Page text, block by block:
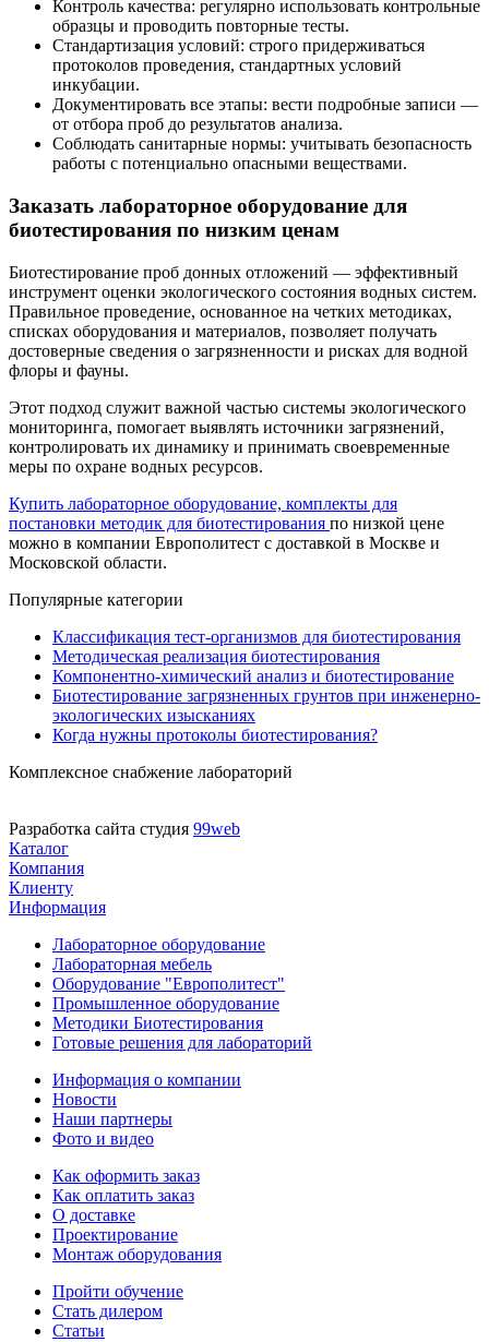
Контроль качества: регулярно использовать контрольные
образцы и проводить повторные тесты.
Стандартизация условий: строго придерживаться
протоколов проведения, стандартных условий
инкубации.
Документировать все этапы: вести подробные записи —
от отбора проб до результатов анализа.
Соблюдать санитарные нормы: учитывать безопасность
работы с потенциально опасными веществами.
Заказать лабораторное оборудование для
биотестирования по низким ценам
Биотестирование проб донных отложений — эффективный
инструмент оценки экологического состояния водных систем.
Правильное проведение, основанное на четких методиках,
списках оборудования и материалов, позволяет получать
достоверные сведения о загрязненности и рисках для водной
флоры и фауны.
Этот подход служит важной частью системы экологического
мониторинга, помогает выявлять источники загрязнений,
контролировать их динамику и принимать своевременные
меры по охране водных ресурсов.
Купить лабораторное оборудование, комплекты для
постановки методик для биотестирования по низкой цене
можно в компании Европолитест с доставкой в Москве и
Московской области.
Популярные категории
Классификация тест-организмов для биотестирования
Методическая реализация биотестирования
Компонентно-химический анализ и биотестирование
Биотестирование загрязненных грунтов при инженерно-
экологических изысканиях
Когда нужны протоколы биотестирования?
Комплексное снабжение лабораторий
Разработка сайта студия 99web
Каталог
Компания
Клиенту
Информация
Лабораторное оборудование
Лабораторная мебель
Оборудование "Европолитест"
Промышленное оборудование
Методики Биотестирования
Готовые решения для лабораторий
Информация о компании
Новости
Наши партнеры
Фото и видео
Как оформить заказ
Как оплатить заказ
О доставке
Проектирование
Монтаж оборудования
Пройти обучение
Стать дилером
Статьи